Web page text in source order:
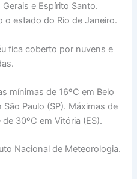
e Espírito Santo.
estado do Rio de Janeiro.
fica coberto por nuvens e
mínimas de 16ºC em Belo
Paulo (SP). Máximas de
30ºC em Vitória (ES).
Nacional de Meteorologia.